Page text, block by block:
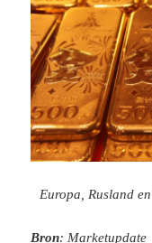
Europa, Rusland
Bron: Marketupdate